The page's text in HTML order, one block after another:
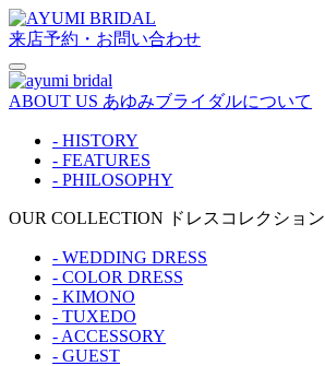
来店予約・お問い合わせ
ABOUT US あゆみブライダルについて
- HISTORY
- FEATURES
- PHILOSOPHY
OUR COLLECTION ドレスコレクション
- WEDDING DRESS
- COLOR DRESS
- KIMONO
- TUXEDO
- ACCESSORY
- GUEST